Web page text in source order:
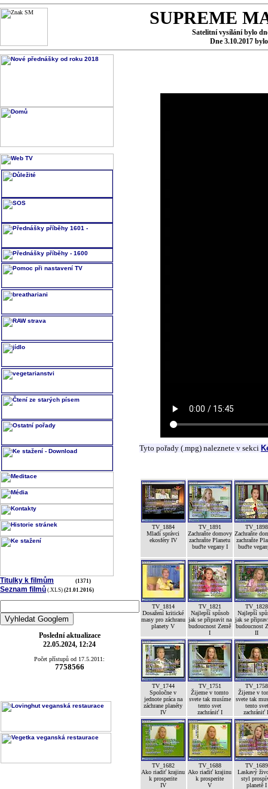
SUPREME
Satelitní vysílání bylo
Dne 3.10.2017
Titulky k filmům (1371)
Seznam filmů (.XLS) (21.01.2016)
Poslední aktualizace
22.05.2024, 12:24
Počet přístupů od 17.5.2011:
7758566
Tyto pořady (.mpg) naleznete v sekci
TV_1884
Mladí správci
ekosféry IV
TV_1891
Zachraňte domovy
zachraňte Planetu
buďte vegany I
TV_1898
Zachraňte
zachraňte
buďte
TV_1814
Dosažení kritické
masy pro záchranu
planety V
TV_1821
Najlepší spůsob
jak se připravit na
budoucnost Země
I
TV_1828
Najlepší
jak se
budoucnost
II
TV_1744
Spoločne v
jednote práca na
záchrane planéty
IV
TV_1751
Žijeme v tomto
svete tak musíme
tento svet
zachrániť I
TV_1758
Žijeme v
svete tak
tento svet
zachrániť
TV_1682
Ako riadiť krajinu
k prosperite
IV
TV_1688
Ako riadiť krajinu
k prosperite
V
TV_1689
Laskavý
styl
planetě I